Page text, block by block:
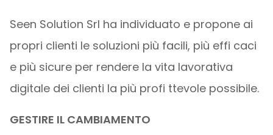
Seen Solution Srl ha individuato e propone ai
propri clienti le soluzioni più facili, più effi caci
e più sicure per rendere la vita lavorativa
digitale dei clienti la più profi ttevole possibile.
GESTIRE IL CAMBIAMENTO